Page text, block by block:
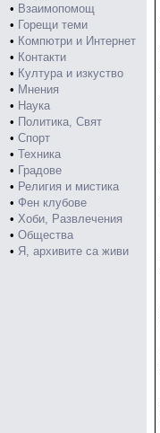
• Взаимопомощ
• Горещи теми
• Компютри и Интернет
• Контакти
• Култура и изкуство
• Мнения
• Наука
• Политика, Свят
• Спорт
• Техника
• Градове
• Религия и мистика
• Фен клубове
• Хоби, Развлечения
• Общества
• Я, архивите са живи